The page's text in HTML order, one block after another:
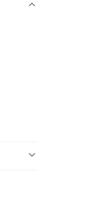
購物簡單